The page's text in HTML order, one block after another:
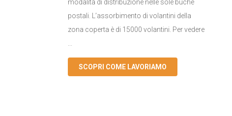
modalità di distribuzione nelle sole buche
postali. L’assorbimento di volantini della
zona coperta è di 15000 volantini. Per vedere
SCOPRI COME LAVORIAMO